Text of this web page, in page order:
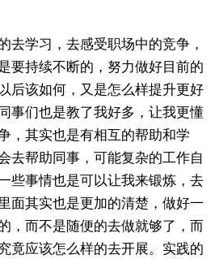
去学习，去感受职场中的竞争，
要持续不断的，努力做好目前的
后该如何，又是怎么样提升更好
事们也是教了我好多，让我更懂
，其实也是有相互的帮助和学
去帮助同事，可能复杂的工作自
些事情也是可以让我来锻炼，去
面其实也是更加的清楚，做好一
，而不是随便的去做就够了，而
竟应该怎么样的去开展。实践的